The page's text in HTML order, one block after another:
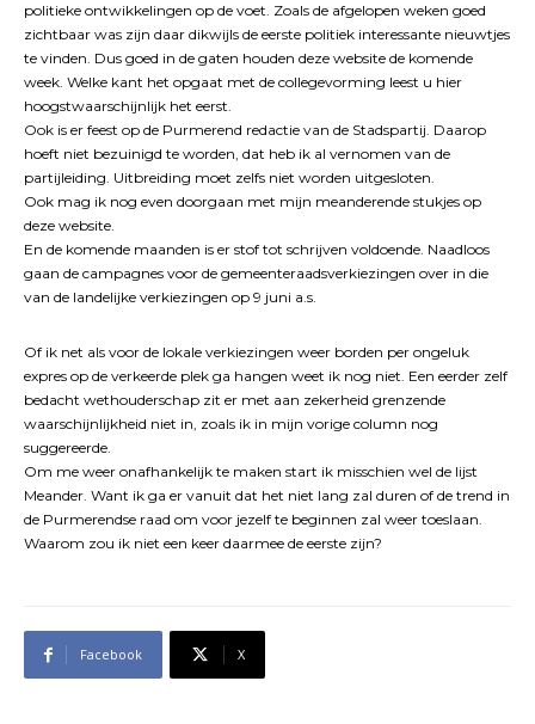
politieke ontwikkelingen op de voet. Zoals de afgelopen weken goed
zichtbaar was zijn daar dikwijls de eerste politiek interessante nieuwtjes
te vinden. Dus goed in de gaten houden deze website de komende
week. Welke kant het opgaat met de collegevorming leest u hier
hoogstwaarschijnlijk het eerst.
Ook is er feest op de Purmerend redactie van de Stadspartij. Daarop
hoeft niet bezuinigd te worden, dat heb ik al vernomen van de
partijleiding. Uitbreiding moet zelfs niet worden uitgesloten.
Ook mag ik nog even doorgaan met mijn meanderende stukjes op
deze website.
En de komende maanden is er stof tot schrijven voldoende. Naadloos
gaan de campagnes voor de gemeenteraadsverkiezingen over in die
van de landelijke verkiezingen op 9 juni a.s.
Of ik net als voor de lokale verkiezingen weer borden per ongeluk
expres op de verkeerde plek ga hangen weet ik nog niet. Een eerder zelf
bedacht wethouderschap zit er met aan zekerheid grenzende
waarschijnlijkheid niet in, zoals ik in mijn vorige column nog
suggereerde.
Om me weer onafhankelijk te maken start ik misschien wel de lijst
Meander. Want ik ga er vanuit dat het niet lang zal duren of de trend in
de Purmerendse raad om voor jezelf te beginnen zal weer toeslaan.
Waarom zou ik niet een keer daarmee de eerste zijn?
Facebook X